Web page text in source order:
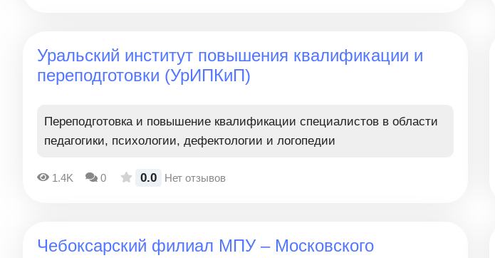
Уральский институт повышения квалификации и
переподготовки (УрИПКиП)
Переподготовка и повышение квалификации специалистов в области
педагогики, психологии, дефектологии и логопедии
1.4K 0 0.0 Нет отзывов
Чебоксарский филиал МПУ – Московского